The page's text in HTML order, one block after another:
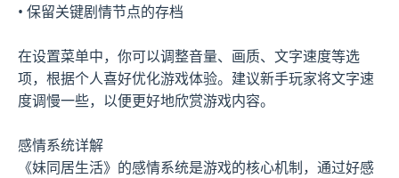
• 保留关键剧情节点的存档
在设置菜单中，你可以调整音量、画质、文字速度等选
项，根据个人喜好优化游戏体验。建议新手玩家将文字速
度调慢一些，以便更好地欣赏游戏内容。
感情系统详解
《妹同居生活》的感情系统是游戏的核心机制，通过好感